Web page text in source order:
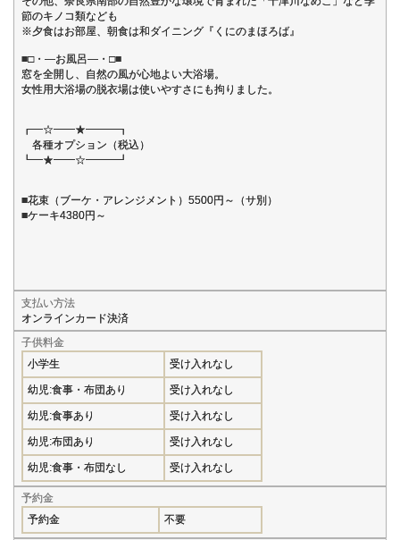
節のキノコ類なども
※夕食はお部屋、朝食は和ダイニング『くにのまほろば』
■□・―お風呂―・□■
窓を全開し、自然の風が心地よい大浴場。
女性用大浴場の脱衣場は使いやすさにも拘りました。
┏━☆━━★━━━┓
各種オプション（税込）
┗━★━━☆━━━┛
■花束（ブーケ・アレンジメント）5500円～（サ別）
■ケーキ4380円～
支払い方法
オンラインカード決済
子供料金
小学生
受け入れなし
幼児:食事・布団あり 受け入れなし
幼児:食事あり 受け入れなし
幼児:布団あり 受け入れなし
幼児:食事・布団なし 受け入れなし
予約金
予約金
不要